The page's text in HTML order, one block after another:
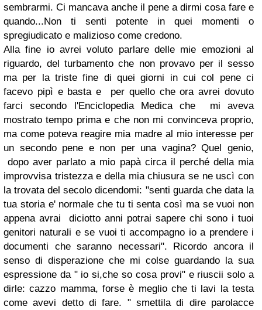
sembrarmi. Ci mancava anche il pene a dirmi cosa fare e
quando...Non ti senti potente in quei momenti o
spregiudicato e malizioso come credono.
Alla fine io avrei voluto parlare delle mie emozioni al
riguardo, del turbamento che non provavo per il sesso
ma per la triste fine di quei giorni in cui col pene ci
facevo pipì e basta e per quello che ora avrei dovuto
farci secondo l'Enciclopedia Medica che mi aveva
mostrato tempo prima e che non mi convinceva proprio,
ma come poteva reagire mia madre al mio interesse per
un secondo pene e non per una vagina?Quel genio,
dopo aver parlato a mio papà circa il perché della mia
improvvisa tristezza e della mia chiusura se ne uscì con
la trovata del secolo dicendomi: "senti guarda che data la
tua storia e' normale che tu ti senta così ma se vuoi non
appena avrai diciotto anni potrai sapere chi sono i tuoi
genitori naturali e se vuoi ti accompagno io a prendere i
documenti che saranno necessari". Ricordo ancora il
senso di disperazione che mi colse guardando la sua
espressione da " io si,che so cosa provi" e riuscii solo a
dirle: cazzo mamma, forse è meglio che ti lavi la testa
come avevi detto di fare. " smettila di dire parolacce